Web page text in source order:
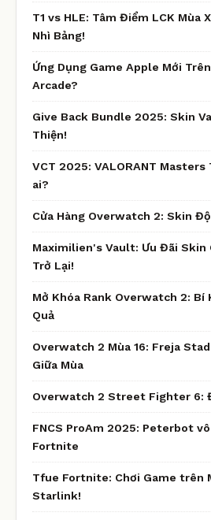
T1 vs HLE: Tâm Điểm LCK Mùa
Nhì Bảng!
Ứng Dụng Game Apple Mới
Arcade?
Give Back Bundle 2025: Skin
Thiện!
VCT 2025: VALORANT
ai?
Cửa Hàng Overwatch 2: Skin
Maximilien's Vault: Ưu Đãi
Trở Lại!
Mở Khóa Rank Overwatch 2: Bí
Quả
Overwatch 2 Mùa 16: Freja
Giữa Mùa
Overwatch 2 Street Fighter 6:
FNCS ProAm 2025: Peterbot
Fortnite
Tfue Fortnite: Chơi Game trên
Starlink!